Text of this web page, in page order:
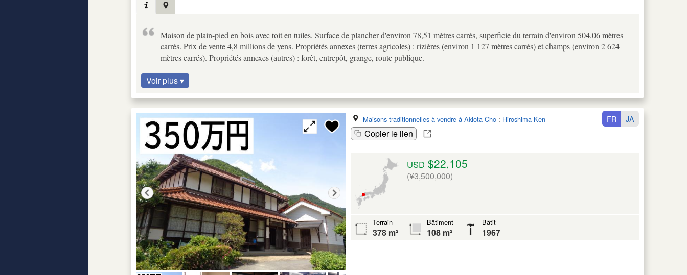
Maison de plain-pied en bois avec toit en tuiles. Surface de plancher d'environ 78,51 mètres carrés, superficie du terrain d'environ 504,06 mètres
carrés. Prix de vente 4,8 millions de yens. Propriétés annexes (terres agricoles) : rizières (environ 1 127 mètres carrés) et champs (environ 2 624
mètres carrés). Propriétés annexes (autres) : forêt, entrepôt, grange, route publique.
Voir plus ▾
Maisons traditionnelles à vendre à Akiota Cho : Hiroshima Ken
Copier le lien
FR JA
USD $22,105
(¥3,500,000)
Terrain
378 m²
Bâtiment
108 m²
Bâtit
1967